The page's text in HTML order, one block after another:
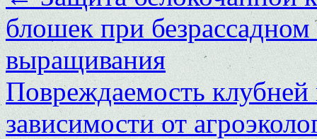
блошек при
выращивания
Повреждаемость
зависимости от